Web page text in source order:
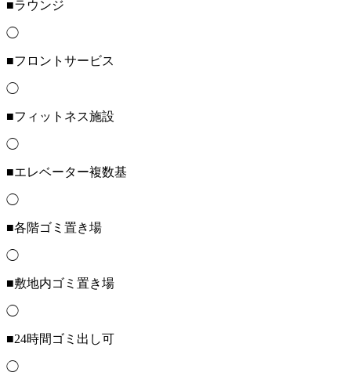
■ラウンジ
◯
■フロントサービス
◯
■フィットネス施設
◯
■エレベーター複数基
◯
■各階ゴミ置き場
◯
■敷地内ゴミ置き場
◯
■24時間ゴミ出し可
◯